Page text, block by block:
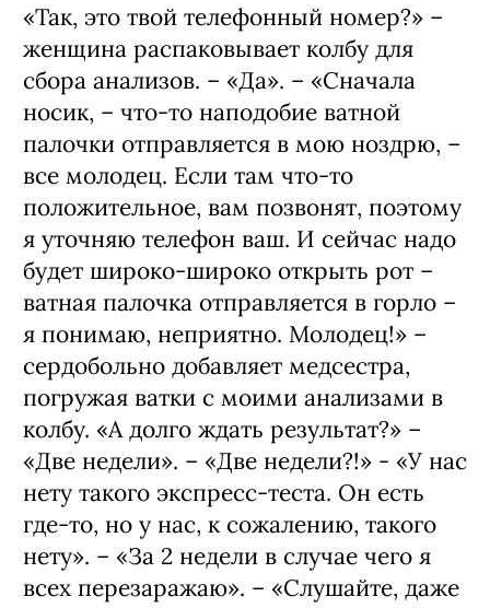
«Так, это твой телефонный номер?» –
женщина распаковывает колбу для
сбора анализов. – «Да». – «Сначала
носик, – что-то наподобие ватной
палочки отправляется в мою ноздрю, –
все молодец. Если там что-то
положительное, вам позвонят, поэтому
я уточняю телефон ваш. И сейчас надо
будет широко-широко открыть рот –
ватная палочка отправляется в горло –
я понимаю, неприятно. Молодец!» –
сердобольно добавляет медсестра,
погружая ватки с моими анализами в
колбу. «А долго ждать результат?» –
«Две недели». – «Две недели?!» - «У нас
нету такого экспресс-теста. Он есть
где-то, но у нас, к сожалению, такого
нету». – «За 2 недели в случае чего я
всех перезаражаю». – «Слушайте, даже